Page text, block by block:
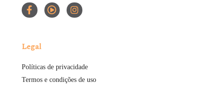
Legal
Políticas de privacidade
Termos e condições de uso